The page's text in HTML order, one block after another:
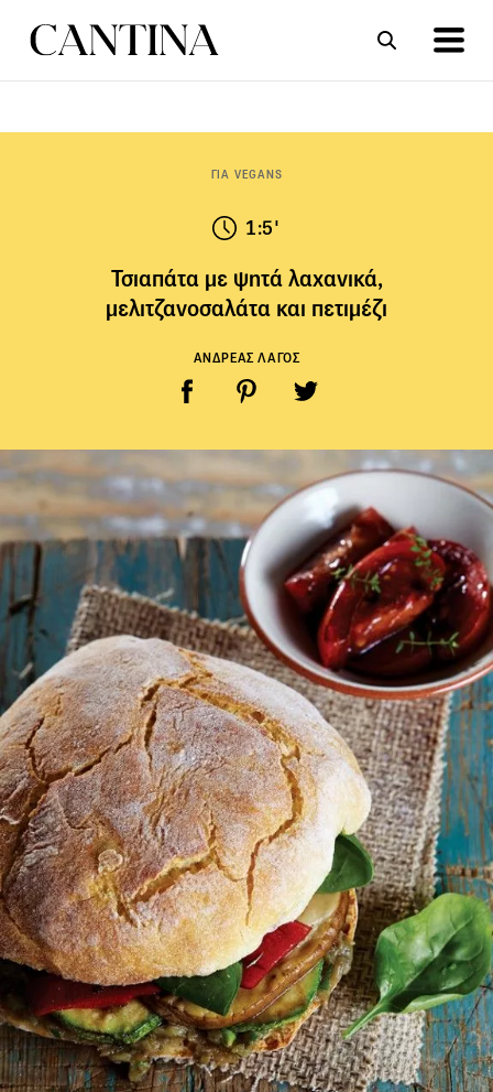
ΓΙΑ VEGANS
1:5'
Τσιαπάτα με ψητά λαχανικά,
μελιτζανοσαλάτα και πετιμέζι
ΑΝΔΡΕΑΣ ΛΑΓΟΣ